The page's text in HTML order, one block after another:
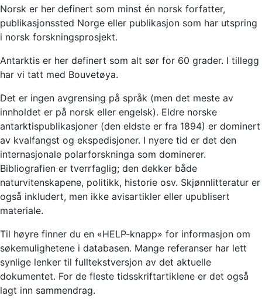
Norsk er her definert som minst én norsk forfatter,
publikasjonssted Norge eller publikasjon som har utspring
i norsk forskningsprosjekt.
Antarktis er her definert som alt sør for 60 grader. I tillegg
har vi tatt med Bouvetøya.
Det er ingen avgrensing på språk (men det meste av
innholdet er på norsk eller engelsk). Eldre norske
antarktispublikasjoner (den eldste er fra 1894) er dominert
av kvalfangst og ekspedisjoner. I nyere tid er det den
internasjonale polarforskninga som dominerer.
Bibliografien er tverrfaglig; den dekker både
naturvitenskapene, politikk, historie osv. Skjønnlitteratur er
også inkludert, men ikke avisartikler eller upublisert
materiale.
Til høyre finner du en «HELP-knapp» for informasjon om
søkemulighetene i databasen. Mange referanser har lett
synlige lenker til fulltekstversjon av det aktuelle
dokumentet. For de fleste tidsskriftartiklene er det også
lagt inn sammendrag.